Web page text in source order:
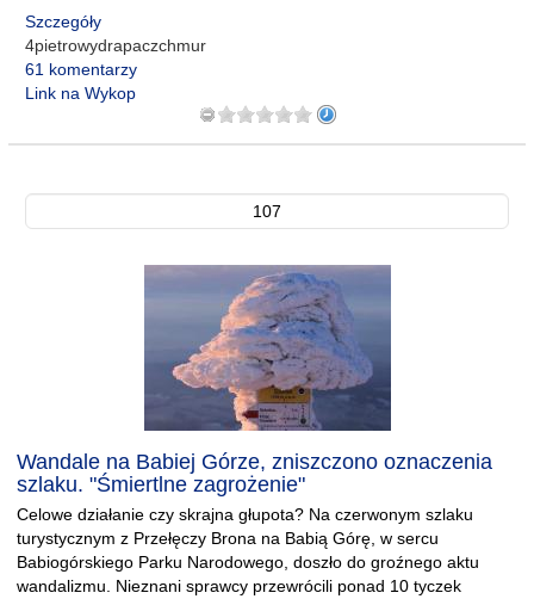
Szczegóły
4pietrowydrapaczchmur
61 komentarzy
Link na Wykop
107
Wandale na Babiej Górze, zniszczono oznaczenia
szlaku. "Śmiertlne zagrożenie"
Celowe działanie czy skrajna głupota? Na czerwonym szlaku
turystycznym z Przełęczy Brona na Babią Górę, w sercu
Babiogórskiego Parku Narodowego, doszło do groźnego aktu
wandalizmu. Nieznani sprawcy przewrócili ponad 10 tyczek